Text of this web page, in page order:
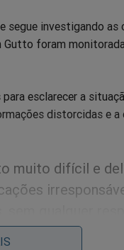
segue investigando as
foram
esclarecer a
distorcidas e a
muito difícil e